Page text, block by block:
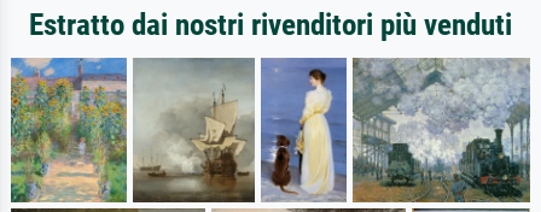
Estratto dai nostri rivenditori più venduti